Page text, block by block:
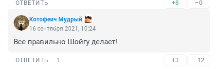
ОТВЕТИТЬ +8 –0
Котофеич Мудрый
16 сентября 2021, 10:24
Все правильно Шойгу делает!
ОТВЕТИТЬ 1 +3 –12